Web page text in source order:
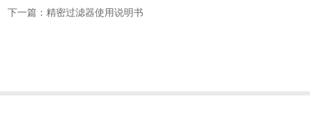
下一篇：精密过滤器使用说明书